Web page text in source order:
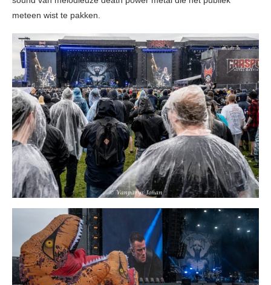
meteen wist te pakken.